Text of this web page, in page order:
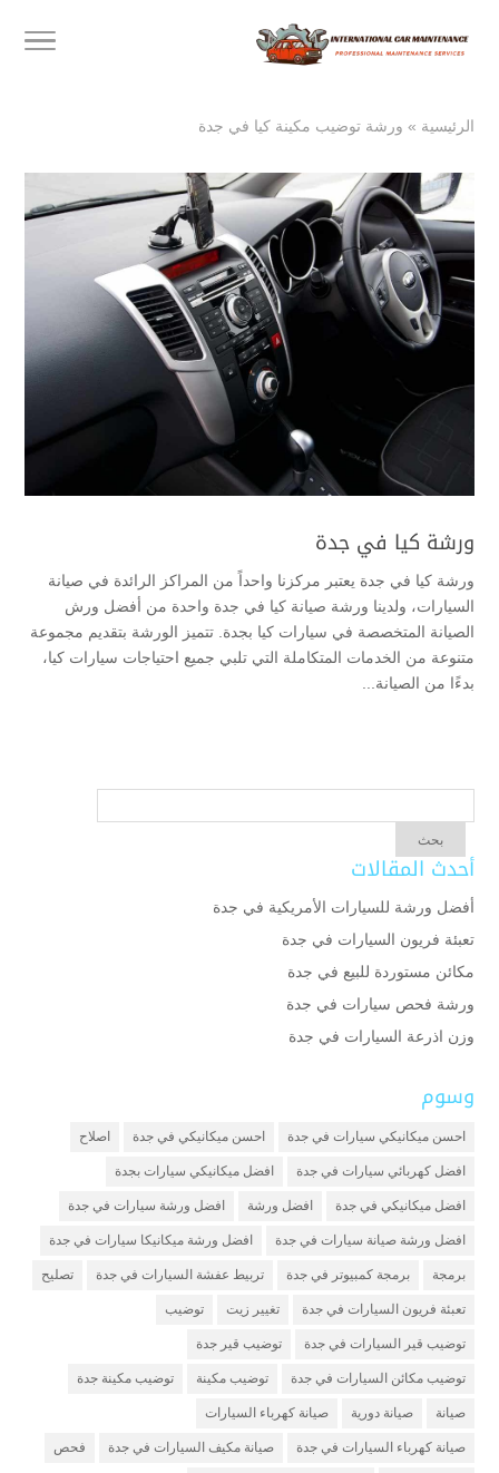
الرئيسية » ورشة توضيب مكينة كيا في جدة
ورشة كيا في جدة
ورشة كيا في جدة يعتبر مركزنا واحداً من المراكز الرائدة في صيانة
السيارات، ولدينا ورشة صيانة كيا في جدة واحدة من أفضل ورش
الصيانة المتخصصة في سيارات كيا بجدة. تتميز الورشة بتقديم مجموعة
متنوعة من الخدمات المتكاملة التي تلبي جميع احتياجات سيارات كيا،
بدءًا من الصيانة...
أحدث المقالات
أفضل ورشة للسيارات الأمريكية في جدة
تعبئة فريون السيارات في جدة
مكائن مستوردة للبيع في جدة
ورشة فحص سيارات في جدة
وزن اذرعة السيارات في جدة
وسوم
احسن ميكانيكي سيارات في جدة احسن ميكانيكي في جدة اصلاح
افضل كهربائي سيارات في جدة افضل ميكانيكي سيارات بجدة
افضل ميكانيكي في جدة افضل ورشة افضل ورشة سيارات في جدة
افضل ورشة صيانة سيارات في جدة افضل ورشة ميكانيكا سيارات في جدة
برمجة برمجة كمبيوتر في جدة تربيط عفشة السيارات في جدة تصليح
تعبئة فريون السيارات في جدة تغيير زيت توضيب
توضيب قير السيارات في جدة توضيب قير جدة
توضيب مكائن السيارات في جدة توضيب مكينة توضيب مكينة جدة
صيانة صيانة دورية صيانة كهرباء السيارات
صيانة كهرباء السيارات في جدة صيانة مكيف السيارات في جدة فحص